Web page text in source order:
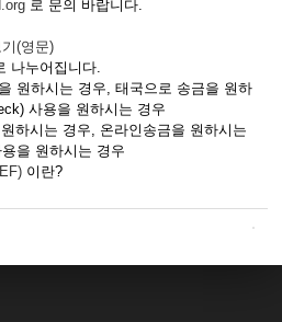
로 문의 바랍니다.
(영문)
나누어집니다.
원하시는 경우, 태국으로 송금을 원하
사용을 원하시는 경우
하시는 경우, 온라인송금을 원하시는
을 원하시는 경우
이란?